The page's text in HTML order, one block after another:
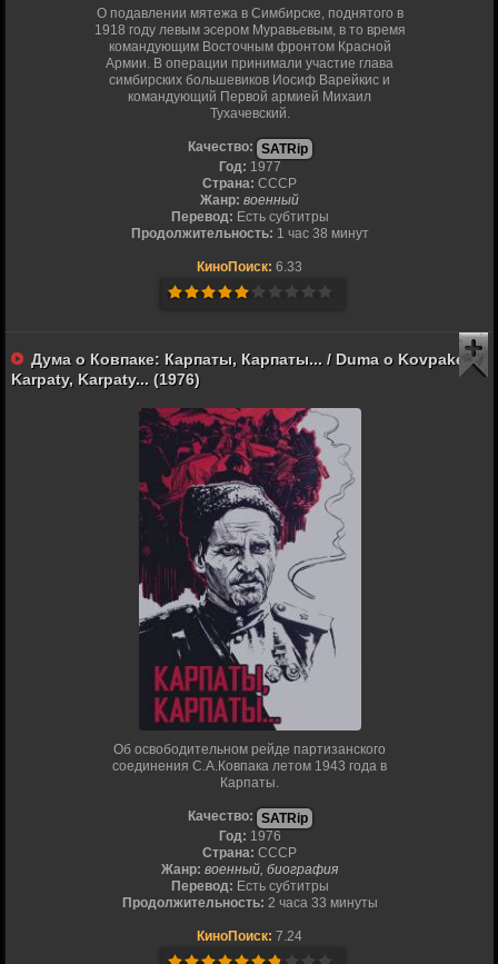
О подавлении мятежа в Симбирске, поднятого в
1918 году левым эсером Муравьевым, в то время
командующим Восточным фронтом Красной
Армии. В операции принимали участие глава
симбирских большевиков Иосиф Варейкис и
командующий Первой армией Михаил
Тухачевский.
Качество: SATRip
Год: 1977
Страна: СССР
Жанр: военный
Перевод: Есть субтитры
Продолжительность: 1 час 38 минут
КиноПоиск: 6.33
Дума о Ковпаке: Карпаты, Карпаты... / Duma o Kovpake:
Karpaty, Karpaty... (1976)
Об освободительном рейде партизанского
соединения С.А.Ковпака летом 1943 года в
Карпаты.
Качество: SATRip
Год: 1976
Страна: СССР
Жанр: военный, биография
Перевод: Есть субтитры
Продолжительность: 2 часа 33 минуты
КиноПоиск: 7.24